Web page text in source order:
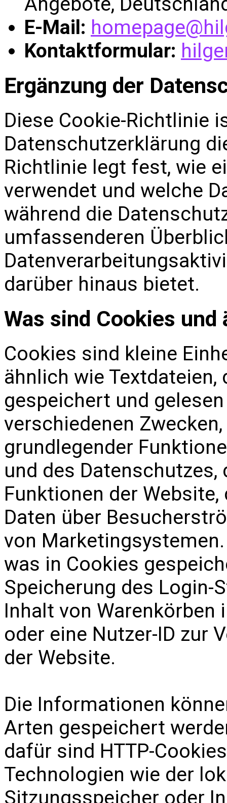
E-Mail:
Kontaktformular:
Ergänzung der
Diese Cookie-Richtlinie
Datenschutzerklärung
Richtlinie legt fest, wie
verwendet und welche
während die
umfassenderen
darüber hinaus bietet.
Was sind Cookies
Cookies sind kleine
ähnlich wie Textdateien,
gespeichert und
verschiedenen
grundlegender
und des
Funktionen der
Daten über
von
was in Cookies
Speicherung des Login-
Inhalt von
oder eine Nutzer-ID zur
der Website.
Die Informationen
Arten gespeichert
dafür sind HTTP-
Technologien wie der
Sitzungsspeicher oder